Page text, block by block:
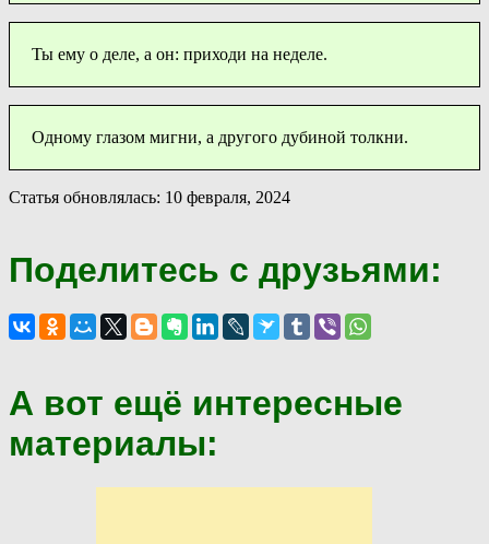
Ты ему о деле, а он: приходи на неделе.
Одному глазом мигни, а другого дубиной толкни.
Статья обновлялась: 10 февраля, 2024
Поделитесь с друзьями:
А вот ещё интересные
материалы: